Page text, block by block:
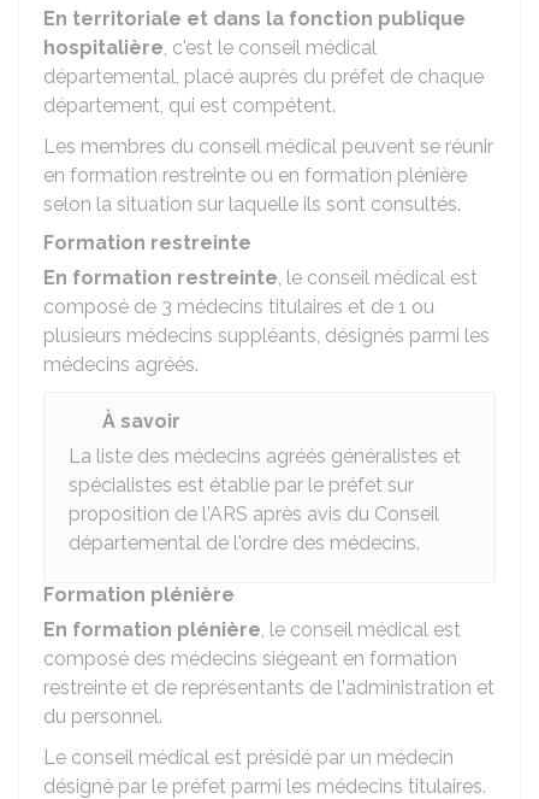
En territoriale et dans la fonction publique
hospitalière, c'est le conseil médical
départemental, placé auprès du préfet de chaque
département, qui est compétent.
Les membres du conseil médical peuvent se réunir
en formation restreinte ou en formation plénière
selon la situation sur laquelle ils sont consultés.
Formation restreinte
En formation restreinte, le conseil médical est
composé de 3 médecins titulaires et de 1 ou
plusieurs médecins suppléants, désignés parmi les
médecins agréés.
À savoir
La liste des médecins agréés généralistes et
spécialistes est établie par le préfet sur
proposition de l'ARS après avis du Conseil
départemental de l'ordre des médecins.
Formation plénière
En formation plénière, le conseil médical est
composé des médecins siégeant en formation
restreinte et de représentants de l'administration et
du personnel.
Le conseil médical est présidé par un médecin
désigné par le préfet parmi les médecins titulaires.